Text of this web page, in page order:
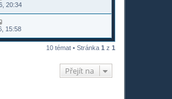
20:34
15:58
10 témat • Stránka 1 z 1
Přejít na